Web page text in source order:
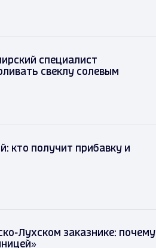
специалист
свеклу солевым
кто получит прибавку и
Лухском заказнике: почему